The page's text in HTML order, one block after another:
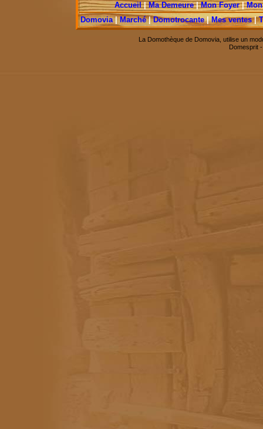
Accueil|Ma Demeure|Mon Foyer|
Domovia|Marché|Domotrocante|Mes ventes|
La Domothèque de Domovia, utilise un
Domesprit